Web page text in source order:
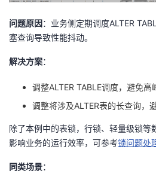
问题原因：业务侧定期调度ALTER
塞查询导致性能抖动。
解决方案：
调整ALTER TABLE调度，避免高
调整将涉及ALTER表的长查询，
除了本例中的表锁，行锁、轻量级锁等
影响业务的运行效率，可参考锁问题处
同类场景：